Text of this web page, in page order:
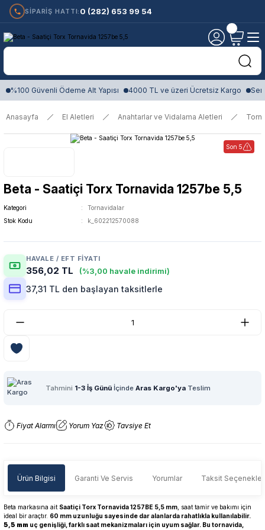
SİPARİŞ HATTI: 0 (282) 653 99 54
%100 Güvenli Ödeme Alt Yapısı 4000 TL ve üzeri Ücretsiz Kargo
Anasayfa El Aletleri Anahtarlar ve Vidalama Aletleri
Son 5
Beta - Saatiçi Torx Tornavida 1257be 5,5
Kategori
Tornavidalar
Stok Kodu
k_602212570088
HAVALE / EFT FIYATI
356,02 TL (%3,00 havale indirimi)
37,31 TL den başlayan taksitlerle
Tahmini 1-3 İş Günü İçinde Aras Kargo'ya Teslim
Fiyat Alarmı Yorum Yaz Tavsiye Et
Ürün Bilgisi Garanti Ve Servis Yorumlar Taksit
Beta markasına ait Saatiçi Torx Tornavida 1257BE 5,5 mm , saat tamir ve bakımı için
ideal bir araçtır. 60 mm uzunluğu sayesinde dar alanlarda rahatlıkla kullanılabilir.
5,5 mm uç genişliği, farklı saat mekanizmaları için uyum sağlar. Bu tornavida,